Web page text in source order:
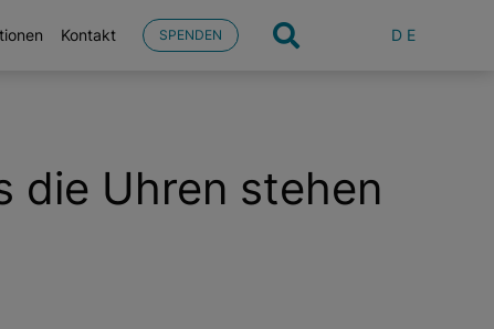
Kontakt SPENDEN DE
die Uhren stehen